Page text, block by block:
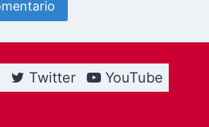
Twitter
YouTube